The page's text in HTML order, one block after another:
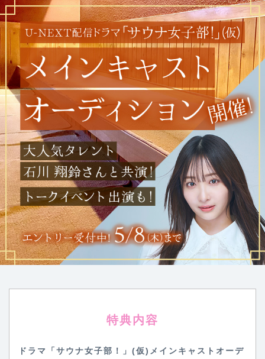
特典内容
ドラマ「サウナ女子部！」(仮)メインキャストオーデ